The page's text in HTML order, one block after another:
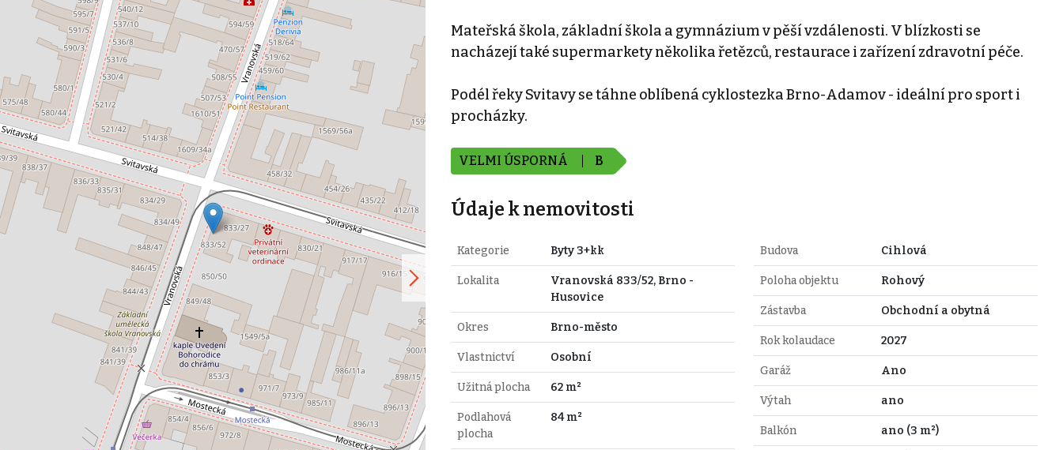
Mateřská škola, základní škola a gymnázium v pěší vzdálenosti. V blízkosti se
nacházejí také supermarkety několika řetězců, restaurace i zařízení zdravotní péče.
Podél řeky Svitavy se táhne oblíbená cyklostezka Brno-Adamov - ideální pro sport i
procházky.
VELMI ÚSPORNÁ B
Údaje k nemovitosti
Kategorie Byty 3+kk
Lokalita
Vranovská 833/52, Brno -
Husovice
Okres Brno-město
Vlastnictví Osobní
Užitná plocha 62 m²
Podlahová
plocha
84 m²
Budova Cihlová
Poloha objektu Rohový
Zástavba Obchodní a obytná
Rok kolaudace 2027
Garáž Ano
Výtah ano
Balkón ano (3 m²)